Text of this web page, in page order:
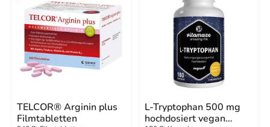
TELCOR® Arginin plus
Filmtabletten
L-Tryptophan 500 mg
hochdosiert vegan